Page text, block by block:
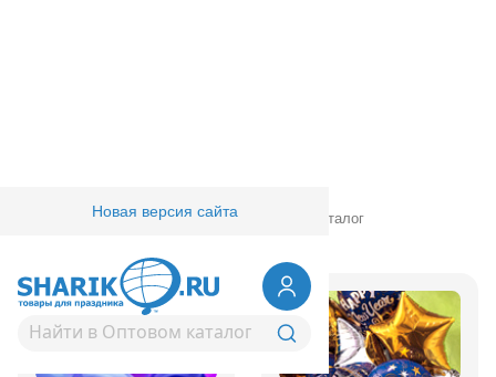
Новая версия сайта
Товары для праздника/ Оптовый каталог